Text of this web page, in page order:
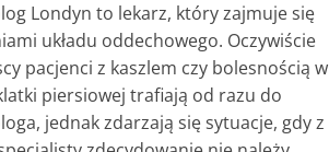
Londyn to lekarz, który zajmuje się
układu oddechowego. Oczywiście
pacjenci z kaszlem czy bolesnością w
piersiowej trafiają od razu do
jednak zdarzają się sytuacje, gdy z